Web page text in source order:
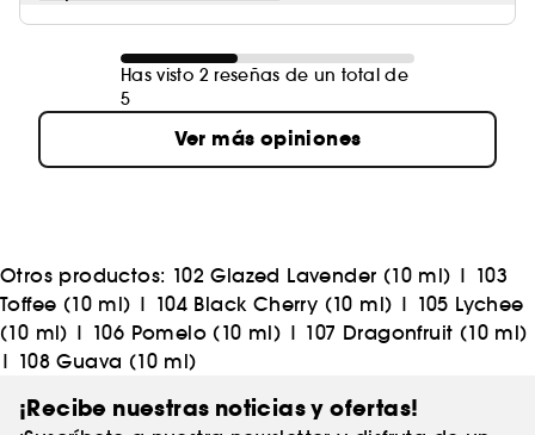
Has visto 2 reseñas de un total de
5
Ver más opiniones
Otros productos: 102 Glazed Lavender (10 ml) | 103
Toffee (10 ml) | 104 Black Cherry (10 ml) | 105 Lychee
(10 ml) | 106 Pomelo (10 ml) | 107 Dragonfruit (10 ml)
| 108 Guava (10 ml)
¡Recibe nuestras noticias y ofertas!